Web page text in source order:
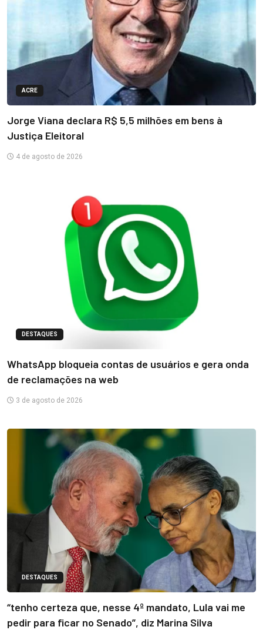
ACRE
Jorge Viana declara R$ 5,5 milhões em bens à
Justiça Eleitoral
4 de agosto de 2026
DESTAQUES
WhatsApp bloqueia contas de usuários e gera onda
de reclamações na web
3 de agosto de 2026
DESTAQUES
“tenho certeza que, nesse 4º mandato, Lula vai me
pedir para ficar no Senado”, diz Marina Silva